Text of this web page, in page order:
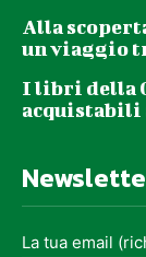
Alla
un viaggio
I libri della
acquistabili
La tua email